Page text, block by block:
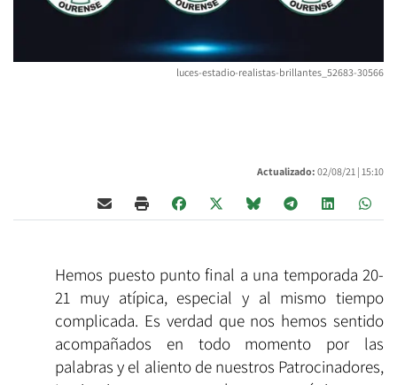
luces-estadio-realistas-brillantes_52683-30566
Actualizado: 02/08/21 | 15:10
Hemos puesto punto final a una temporada 20-
21 muy atípica, especial y al mismo tiempo
complicada. Es verdad que nos hemos sentido
acompañados en todo momento por las
palabras y el aliento de nuestros Patrocinadores,